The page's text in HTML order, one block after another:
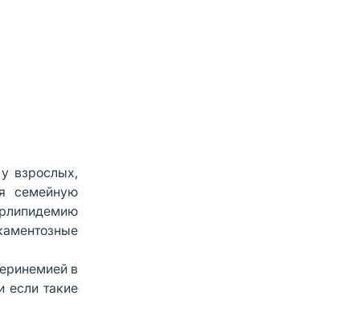
взрослых,
семейную
в
если такие